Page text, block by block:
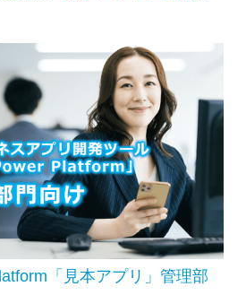
「見本アプリ」管理部